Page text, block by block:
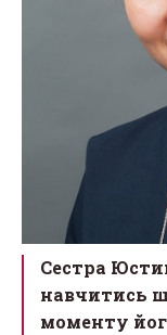
Сестра
навчитись
моменту